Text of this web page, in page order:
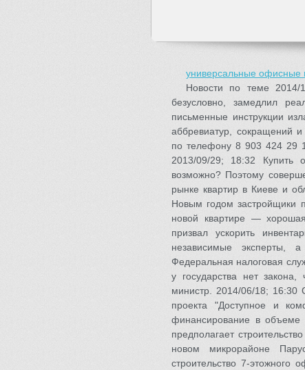
универсальные офисные
Новости по теме 2014/
безусловно, замедлил
письменные инструкции
аббревиатур, сокращений
по телефону 8 903 424 29
2013/09/29; 18:32 Купить
возможно? Поэтому
рынке квартир в Киеве и
Новым годом застройщики
новой квартире —
призвал ускорить
независимые эксперты,
Федеральная налоговая
у государства нет
министр. 2014/06/18; 16:30
проекта "Доступное и
финансирование в
предполагает
новом микрорайоне
строительство 7-этожного